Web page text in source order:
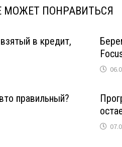
МОЖЕТ ПОНРАВИТЬСЯ
в кредит,
правильный?